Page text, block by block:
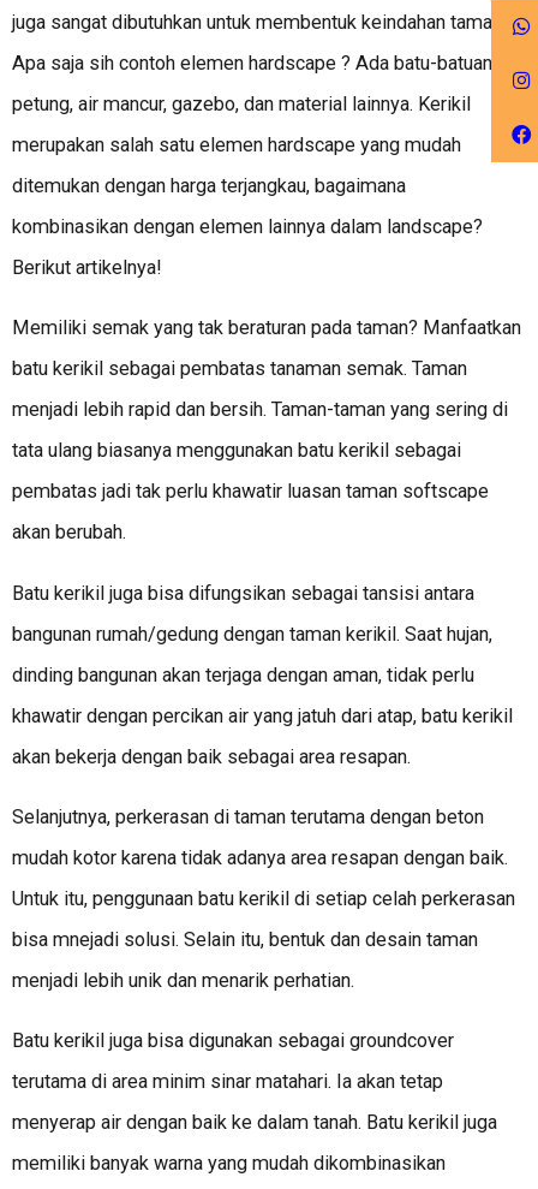
juga sangat dibutuhkan untuk membentuk keindahan taman.
Apa saja sih contoh elemen hardscape ? Ada batu-batuan,
petung, air mancur, gazebo, dan material lainnya. Kerikil
merupakan salah satu elemen hardscape yang mudah
ditemukan dengan harga terjangkau, bagaimana
kombinasikan dengan elemen lainnya dalam landscape?
Berikut artikelnya!
Memiliki semak yang tak beraturan pada taman? Manfaatkan
batu kerikil sebagai pembatas tanaman semak. Taman
menjadi lebih rapid dan bersih. Taman-taman yang sering di
tata ulang biasanya menggunakan batu kerikil sebagai
pembatas jadi tak perlu khawatir luasan taman softscape
akan berubah.
Batu kerikil juga bisa difungsikan sebagai tansisi antara
bangunan rumah/gedung dengan taman kerikil. Saat hujan,
dinding bangunan akan terjaga dengan aman, tidak perlu
khawatir dengan percikan air yang jatuh dari atap, batu kerikil
akan bekerja dengan baik sebagai area resapan.
Selanjutnya, perkerasan di taman terutama dengan beton
mudah kotor karena tidak adanya area resapan dengan baik.
Untuk itu, penggunaan batu kerikil di setiap celah perkerasan
bisa mnejadi solusi. Selain itu, bentuk dan desain taman
menjadi lebih unik dan menarik perhatian.
Batu kerikil juga bisa digunakan sebagai groundcover
terutama di area minim sinar matahari. Ia akan tetap
menyerap air dengan baik ke dalam tanah. Batu kerikil juga
memiliki banyak warna yang mudah dikombinasikan